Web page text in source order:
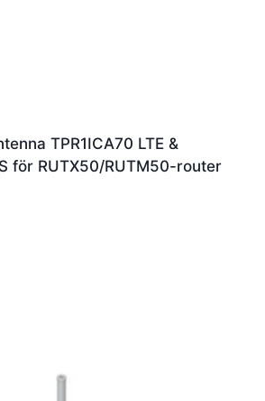
TPR1ICA70 LTE &
för RUTX50/RUTM50-router